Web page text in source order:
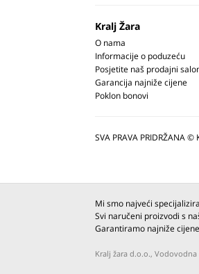
Kralj Žara
O nama
Informacije o poduzeću
Posjetite naš prodajni
Garancija najniže cijene
Poklon bonovi
SVA PRAVA PRIDRŽANA ©
Mi smo najveći
Svi naručeni proizvodi s
Garantiramo najniže
Kralj žara d.o.o., Vodovodna